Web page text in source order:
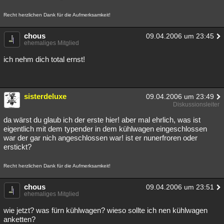
Philosophie Träume Orte Esoterik Literatur
Astronomie Helpdesk
Besucht Teilgenommen Geschlossen
Recht herzlichen Dank für die Aufmerksamkeit!
chous 09.04.2006 um 23:45
ehemaliges Mitglied
ich nehm dich total ernst!
sisterdeluxe 09.04.2006 um 23:49
Diskussionsleiter
da wärst du glaub ich der erste hier! aber mal ehrlich, was ist
eigentlich mit dem typender in dem kühlwagen eingeschlossen
war der gar nich angeschlossen war! ist er nunerfroren oder
erstickt?
Recht herzlichen Dank für die Aufmerksamkeit!
chous 09.04.2006 um 23:51
ehemaliges Mitglied
wie jetzt? was fürn kühlwagen? wieso sollte ich nen kühlwagen
anketten?